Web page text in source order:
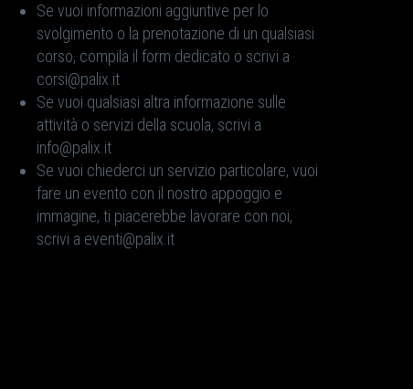
Se vuoi informazioni aggiuntive per lo
svolgimento o la prenotazione di un qualsiasi
corso, compila il form dedicato o scrivi a
corsi@palix.it
Se vuoi qualsiasi altra informazione sulle
attività o servizi della scuola, scrivi a
info@palix.it
Se vuoi chiederci un servizio particolare, vuoi
fare un evento con il nostro appoggio e
immagine, ti piacerebbe lavorare con noi,
scrivi a eventi@palix.it